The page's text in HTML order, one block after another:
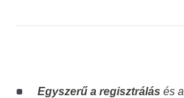
Egyszerű a regisztrálás és